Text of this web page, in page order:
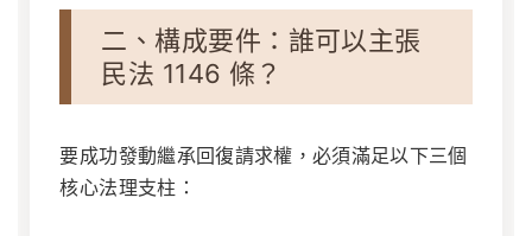
二、構成要件：誰可以主張
民法 1146 條？
要成功發動繼承回復請求權，必須滿足以下三個
核心法理支柱：